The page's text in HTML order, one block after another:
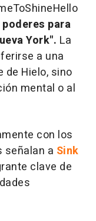
para
York". La
a una
de Hielo, sino
mental o al
con los
señalan a Sink
clave de